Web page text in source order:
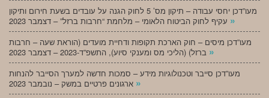
מעו”דכן יחסי עבודה – תיקון מס’ 5 לחוק הגנה על עובדים בשעת חירום ותיקון
»
מעו”דכן מיסים – חוק הארכת תקופות ודחיית מועדים (הוראת שעה – חרבות
»
מעו”דכן סייבר וטכנולוגיות מידע – סמכות חדשה למערך הסייבר להנחות
»